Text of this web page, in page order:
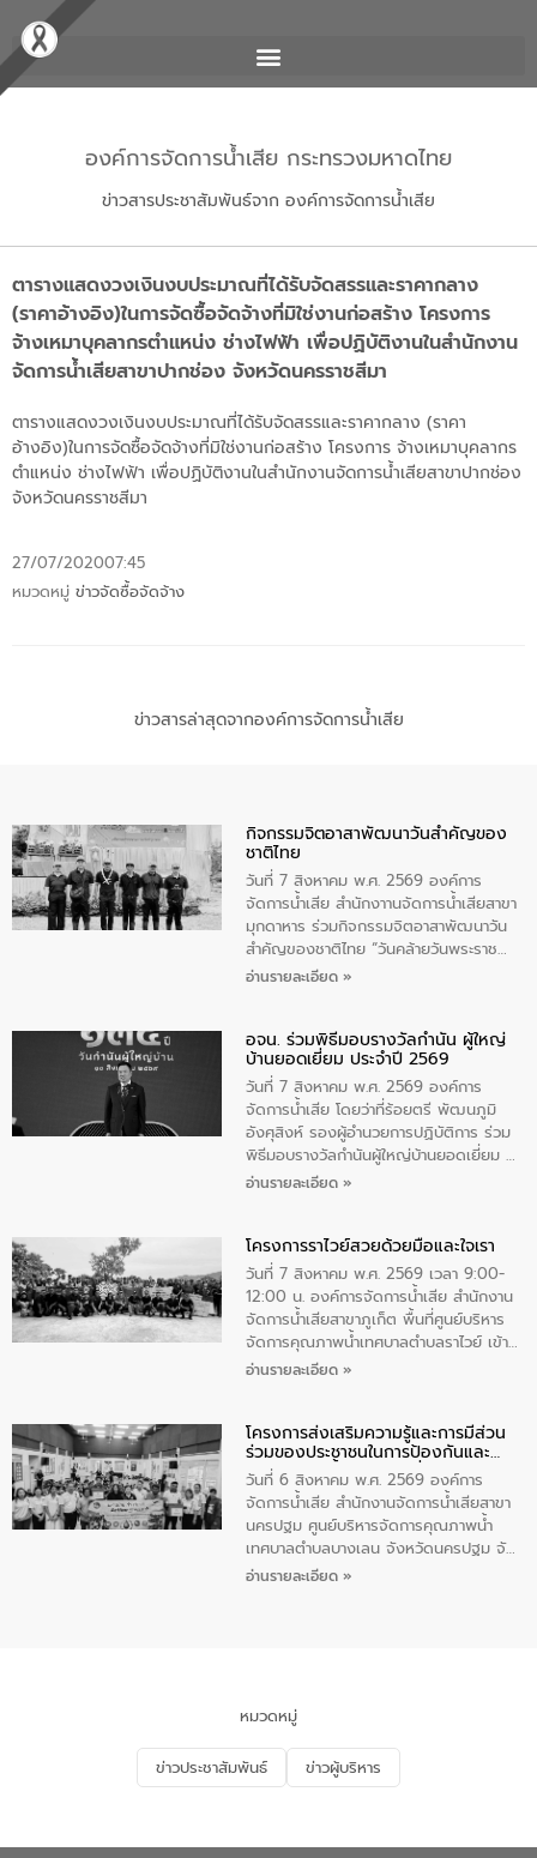
องค์การจัดการน้ำเสีย กระทรวงมหาดไทย
ข่าวสารประชาสัมพันธ์จาก องค์การจัดการน้ำเสีย
ตารางแสดงวงเงินงบประมาณที่ได้รับจัดสรรและราคากลาง
(ราคาอ้างอิง)ในการจัดซื้อจัดจ้างที่มิใช่งานก่อสร้าง โครงการ
จ้างเหมาบุคลากรตำแหน่ง ช่างไฟฟ้า เพื่อปฏิบัติงานในสำนักงาน
จัดการน้ำเสียสาขาปากช่อง จังหวัดนครราชสีมา
ตารางแสดงวงเงินงบประมาณที่ได้รับจัดสรรและราคากลาง (ราคา
อ้างอิง)ในการจัดซื้อจัดจ้างที่มิใช่งานก่อสร้าง โครงการ จ้างเหมาบุคลากร
ตำแหน่ง ช่างไฟฟ้า เพื่อปฏิบัติงานในสำนักงานจัดการน้ำเสียสาขาปากช่อง
จังหวัดนครราชสีมา
27/07/202007:45
หมวดหมู่ ข่าวจัดซื้อจัดจ้าง
ข่าวสารล่าสุดจากองค์การจัดการน้ำเสีย
กิจกรรมจิตอาสาพัฒนาวันสําคัญของ
ชาติไทย
วันที่ 7 สิงหาคม พ.ศ. 2569 องค์การ
จัดการน้ำเสีย สำนักงาานจัดการน้ำเสียสาขา
มุกดาหาร ร่วมกิจกรรมจิตอาสาพัฒนาวัน
สําคัญของชาติไทย “วันคล้ายวันพระราช
สมภพ สมเด็จพระนางเจ้าสิริกิติ์พระบรม
ทิพย์คำ รองผู้ว่าราชการจังหวัดมุกดาหาร
เป็นประธานในพิธี ณ เรือนจําชั่วคราวนาโสก
ตําบลนาโสก อําเภอเมืองมุกดาหาร จังหวัด
มุกดาหาร โดยในกิจกรรมได้ร่วมปลูกป่า และ
ทําความสะอาดภายในบริเวณ จัดกิจกรรม
เพื่อถวายเป็นพระราชกุศล สมเด็จพระนาง
เจ้าสิริกิติ์พระบรมราชินีนาถ พระบรมราช
อ่านรายละเอียด »
อจน. ร่วมพิธีมอบรางวัลกำนัน ผู้ใหญ่
บ้านยอดเยี่ยม ประจำปี 2569
วันที่ 7 สิงหาคม พ.ศ. 2569 องค์การ
จัดการน้ำเสีย โดยว่าที่ร้อยตรี พัฒนภูมิ
อังศุสิงห์ รองผู้อำนวยการปฏิบัติการ ร่วม
พิธีมอบรางวัลกำนันผู้ใหญ่บ้านยอดเยี่ยม ณ
ทำเนียบรัฐบาล โดยมีนายอนุทิน ชาญวีรกูล
ทองคำและประกาศเกียรติคุณให้แก่ กำนัน
ผู้ใหญ่บ้านยอดเยี่ยม พร้อมกล่าวชื่นชม ให้
โอวาท และมอบนโยบาย
อ่านรายละเอียด »
โครงการราไวย์สวยด้วยมือและใจเรา
วันที่ 7 สิงหาคม พ.ศ. 2569 เวลา 9:00-
12:00 น. องค์การจัดการน้ำเสีย สำนักงาน
จัดการน้ำเสียสาขาภูเก็ต พื้นที่ศูนย์บริหาร
จัดการคุณภาพน้ำเทศบาลตำบลราไวย์ เข้า
ร่วมโครงการราไวย์สวยด้วยมือและใจเรา
ประชาชน ตัวแทนจากโรงแรมต่างๆ ในเขต
เทศบาลตำบลราไวย์ ศูนย์บริหารจัดการ
คุณภาพน้ำเทศบาลตำบลราไวย์ นำโดยนาย
น้อย แก้วเศษ ผู้จัดการสำนักงานจัดการน้ำ
เสียสาขาภูเก็ต พร้อมด้วยเจ้าหน้าที่ จำนวน
5 คน ร่วมทำกิจกรรม ทำความสะอาด
ชายหาดและแหล่งท่องเที่ยว ณ บริเวณ
อ่านรายละเอียด »
โครงการส่งเสริมความรู้และการมีส่วน
ร่วมของประชาชนในการป้องกันและ
แก้ไขปัญหาน้ำเสียอย่างยั่งยืน
วันที่ 6 สิงหาคม พ.ศ. 2569 องค์การ
จัดการน้ำเสีย สำนักงานจัดการน้ำเสียสาขา
นครปฐม ศูนย์บริหารจัดการคุณภาพน้ำ
เทศบาลตำบลบางเลน จังหวัดนครปฐม จัด
กิจกรรมภายใต้โครงการส่งเสริมความรู้และ
จัดการน้ำเสียและสร้างจิตสำนึกในการ
อนุรักษ์สิ่งแวดล้อม ในหัวข้อ “น้ำเสียชุมชน
และการบำบัดน้ำเสียเบื้องต้น” โดยให้ความรู้
เกี่ยวกับสาเหตุและผลกระทบของน้ำเสีย
ณ เทศบาลตำบลบางเลน จังหวัดนครปฐม
อ่านรายละเอียด »
หมวดหมู่
ข่าวประชาสัมพันธ์ ข่าวผู้บริหาร